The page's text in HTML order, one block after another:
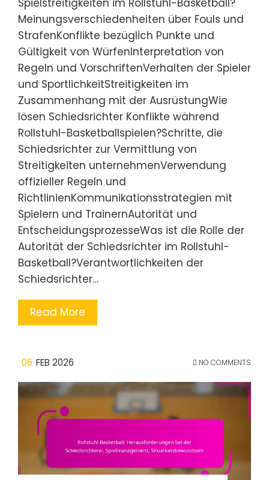
Spielstreitigkeiten im Rollstuhl-Basketball?
Meinungsverschiedenheiten über Fouls und
StrafenKonflikte bezüglich Punkte und
Gültigkeit von WürfenInterpretation von
Regeln und VorschriftenVerhalten der Spieler
und SportlichkeitStreitigkeiten im
Zusammenhang mit der AusrüstungWie
lösen Schiedsrichter Konflikte während
Rollstuhl-Basketballspielen?Schritte, die
Schiedsrichter zur Vermittlung von
Streitigkeiten unternehmenVerwendung
offizieller Regeln und
RichtlinienKommunikationsstrategien mit
Spielern und TrainernAutorität und
EntscheidungsprozesseWas ist die Rolle der
Autorität der Schiedsrichter im Rollstuhl-
Basketball?Verantwortlichkeiten der
Schiedsrichter…
Read More
06 FEB 2026 NO COMMENTS